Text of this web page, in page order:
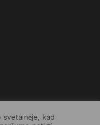
svetainėje, kad